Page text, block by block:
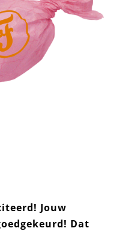
Jouw
Dat